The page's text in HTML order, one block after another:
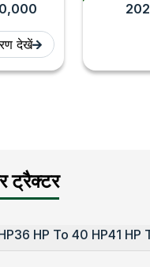
देखें
ट्रैक्टर
36 HP To 40 HP41 HP